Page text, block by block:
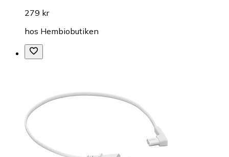
279 kr
hos Hembiobutiken